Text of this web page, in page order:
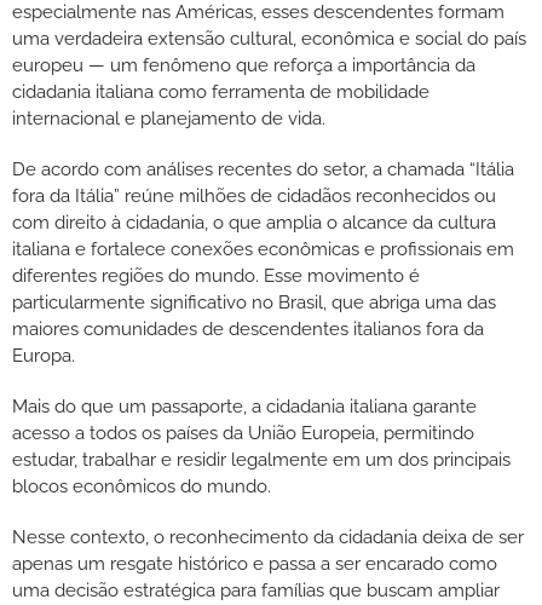
especialmente nas Américas, esses descendentes formam
uma verdadeira extensão cultural, econômica e social do país
europeu — um fenômeno que reforça a importância da
cidadania italiana como ferramenta de mobilidade
internacional e planejamento de vida.
De acordo com análises recentes do setor, a chamada “Itália
fora da Itália” reúne milhões de cidadãos reconhecidos ou
com direito à cidadania, o que amplia o alcance da cultura
italiana e fortalece conexões econômicas e profissionais em
diferentes regiões do mundo. Esse movimento é
particularmente significativo no Brasil, que abriga uma das
maiores comunidades de descendentes italianos fora da
Europa.
Mais do que um passaporte, a cidadania italiana garante
acesso a todos os países da União Europeia, permitindo
estudar, trabalhar e residir legalmente em um dos principais
blocos econômicos do mundo.
Nesse contexto, o reconhecimento da cidadania deixa de ser
apenas um resgate histórico e passa a ser encarado como
uma decisão estratégica para famílias que buscam ampliar